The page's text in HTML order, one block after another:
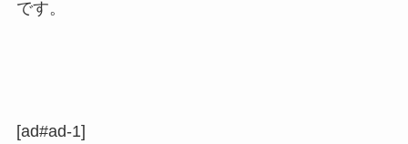
です。
[ad#ad-1]